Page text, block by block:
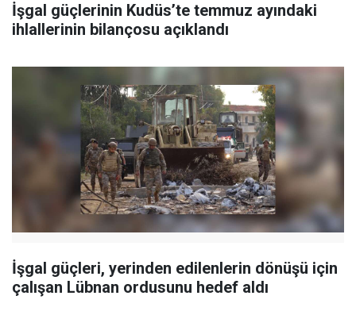
İşgal güçlerinin Kudüs’te temmuz ayındaki
ihlallerinin bilançosu açıklandı
İşgal güçleri, yerinden edilenlerin dönüşü için
çalışan Lübnan ordusunu hedef aldı